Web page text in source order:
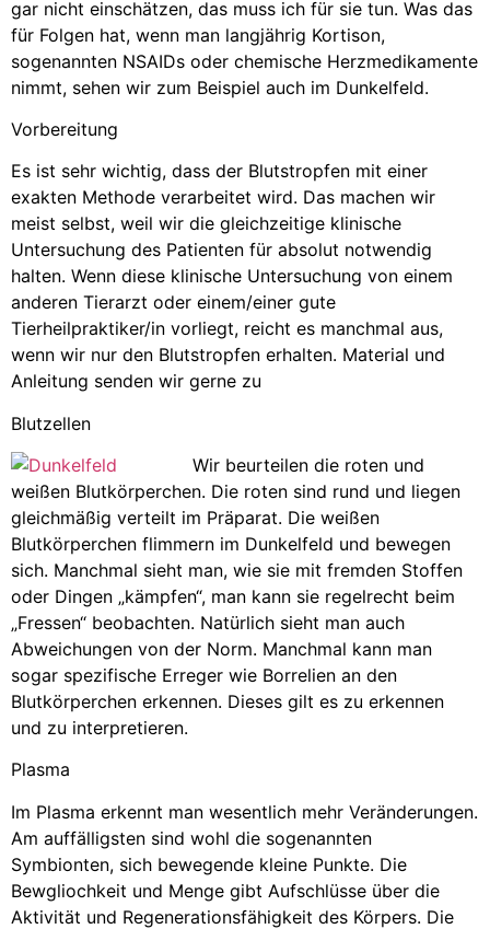
gar nicht einschätzen, das muss ich für sie tun. Was das
für Folgen hat, wenn man langjährig Kortison,
sogenannten NSAIDs oder chemische Herzmedikamente
nimmt, sehen wir zum Beispiel auch im Dunkelfeld.
Vorbereitung
Es ist sehr wichtig, dass der Blutstropfen mit einer
exakten Methode verarbeitet wird. Das machen wir
meist selbst, weil wir die gleichzeitige klinische
Untersuchung des Patienten für absolut notwendig
halten. Wenn diese klinische Untersuchung von einem
anderen Tierarzt oder einem/einer gute
Tierheilpraktiker/in vorliegt, reicht es manchmal aus,
wenn wir nur den Blutstropfen erhalten. Material und
Anleitung senden wir gerne zu
Blutzellen
Wir beurteilen die roten und
weißen Blutkörperchen. Die roten sind rund und liegen
gleichmäßig verteilt im Präparat. Die weißen
Blutkörperchen flimmern im Dunkelfeld und bewegen
sich. Manchmal sieht man, wie sie mit fremden Stoffen
oder Dingen „kämpfen“, man kann sie regelrecht beim
„Fressen“ beobachten. Natürlich sieht man auch
Abweichungen von der Norm. Manchmal kann man
sogar spezifische Erreger wie Borrelien an den
Blutkörperchen erkennen. Dieses gilt es zu erkennen
und zu interpretieren.
Plasma
Im Plasma erkennt man wesentlich mehr Veränderungen.
Am auffälligsten sind wohl die sogenannten
Symbionten, sich bewegende kleine Punkte. Die
Bewgliochkeit und Menge gibt Aufschlüsse über die
Aktivität und Regenerationsfähigkeit des Körpers. Die